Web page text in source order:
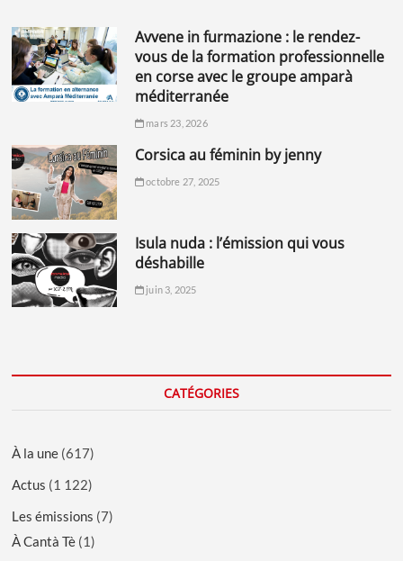
avvene in furmazione : le rendez-
vous de la formation professionnelle
en corse avec le groupe amparà
méditerranée
mars 23, 2026
corsica au féminin by jenny
octobre 27, 2025
isula nuda : l’émission qui vous
déshabille
juin 3, 2025
CATÉGORIES
À la une (617)
Actus (1 122)
Les émissions (7)
À Cantà Tè (1)